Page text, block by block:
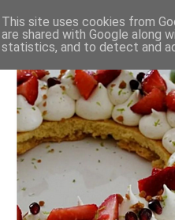
This site uses cookies from
are shared with Google along
statistics, and to detect and